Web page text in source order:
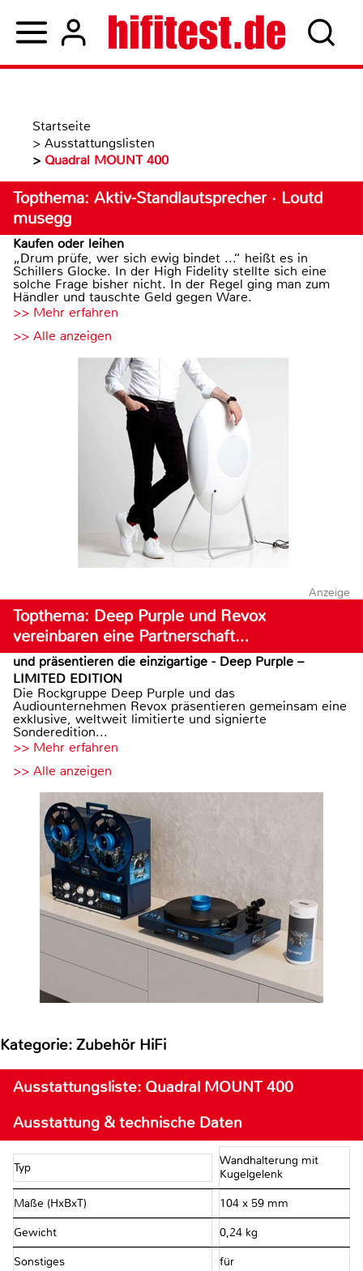
Startseite
> Ausstattungslisten
> Quadral MOUNT 400
Topthema: Aktiv-Standlautsprecher · Loutd
musegg
Kaufen oder leihen
„Drum prüfe, wer sich ewig bindet ...“ heißt es in
Schillers Glocke. In der High Fidelity stellte sich eine
solche Frage bisher nicht. In der Regel ging man zum
Händler und tauschte Geld gegen Ware.
>> Mehr erfahren
>> Alle anzeigen
Anzeige
Topthema: Deep Purple und Revox
vereinbaren eine Partnerschaft…
und präsentieren die einzigartige - Deep Purple –
LIMITED EDITION
Die Rockgruppe Deep Purple und das
Audiounternehmen Revox präsentieren gemeinsam eine
exklusive, weltweit limitierte und signierte
Sonderedition...
>> Mehr erfahren
>> Alle anzeigen
Kategorie: Zubehör HiFi
Ausstattungsliste: Quadral MOUNT 400
Ausstattung & technische Daten
Typ
Wandhalterung mit
Kugelgelenk
Maße (HxBxT) 104 x 59 mm
Gewicht 0,24 kg
Sonstiges für